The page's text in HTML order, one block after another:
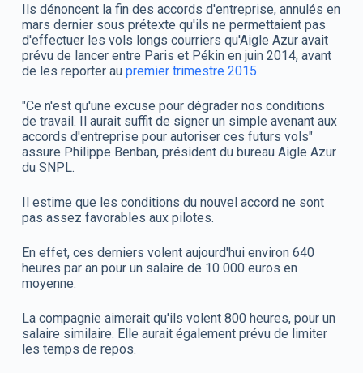
Ils dénoncent la fin des accords d'entreprise, annulés en
mars dernier sous prétexte qu'ils ne permettaient pas
d'effectuer les vols longs courriers qu'Aigle Azur avait
prévu de lancer entre Paris et Pékin en juin 2014, avant
de les reporter au premier trimestre 2015.
"Ce n'est qu'une excuse pour dégrader nos conditions
de travail. Il aurait suffit de signer un simple avenant aux
accords d'entreprise pour autoriser ces futurs vols"
assure Philippe Benban, président du bureau Aigle Azur
du SNPL.
Il estime que les conditions du nouvel accord ne sont
pas assez favorables aux pilotes.
En effet, ces derniers volent aujourd'hui environ 640
heures par an pour un salaire de 10 000 euros en
moyenne.
La compagnie aimerait qu'ils volent 800 heures, pour un
salaire similaire. Elle aurait également prévu de limiter
les temps de repos.